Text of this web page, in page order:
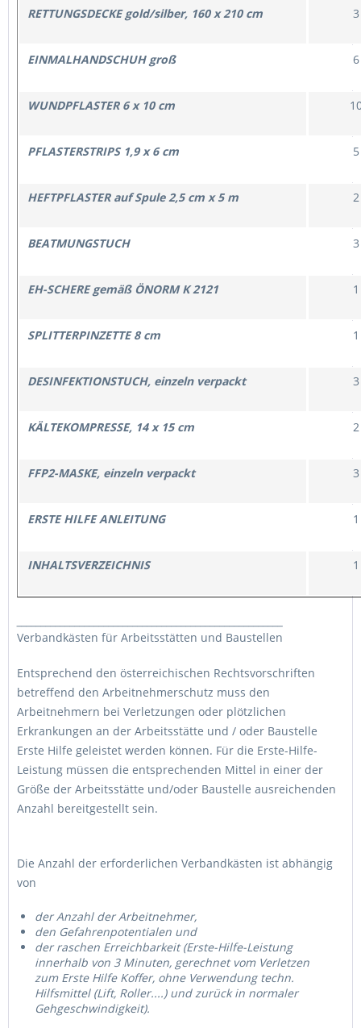
RETTUNGSDECKE gold/silber, 160 x 210 cm 3
EINMALHANDSCHUH groß 6
WUNDPFLASTER 6 x 10 cm
PFLASTERSTRIPS 1,9 x 6 cm 5
HEFTPFLASTER auf Spule 2,5 cm x 5 m 2
BEATMUNGSTUCH 3
EH-SCHERE gemäß ÖNORM K 2121 1
SPLITTERPINZETTE 8 cm 1
DESINFEKTIONSTUCH, einzeln verpackt 3
KÄLTEKOMPRESSE, 14 x 15 cm 2
FFP2-MASKE, einzeln verpackt 3
ERSTE HILFE ANLEITUNG 1
INHALTSVERZEICHNIS 1
Verbandkästen für Arbeitsstätten und Baustellen
Entsprechend den österreichischen Rechtsvorschriften
betreffend den Arbeitnehmerschutz muss den
Arbeitnehmern bei Verletzungen oder plötzlichen
Erkrankungen an der Arbeitsstätte und / oder Baustelle
Erste Hilfe geleistet werden können. Für die Erste-Hilfe-
Leistung müssen die entsprechenden Mittel in einer der
Größe der Arbeitsstätte und/oder Baustelle ausreichenden
Anzahl bereitgestellt sein.
Die Anzahl der erforderlichen Verbandkästen ist abhängig
von
der Anzahl der Arbeitnehmer,
den Gefahrenpotentialen und
der raschen Erreichbarkeit (Erste-Hilfe-Leistung
innerhalb von 3 Minuten, gerechnet vom Verletzen
zum Erste Hilfe Koffer, ohne Verwendung techn.
Hilfsmittel (Lift, Roller....) und zurück in normaler
Gehgeschwindigkeit).